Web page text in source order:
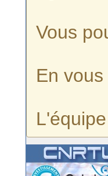
Vous
En